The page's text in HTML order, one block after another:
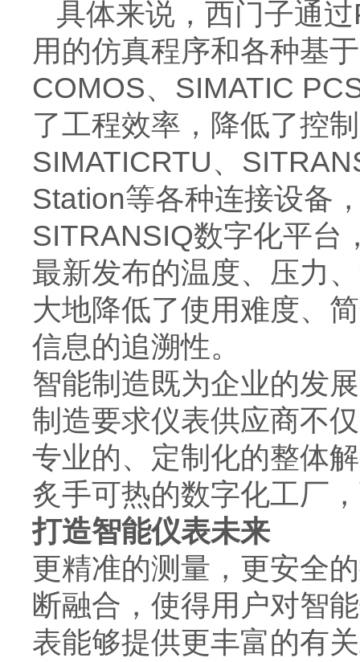
具体来说，西门子通
用的仿真程序和各种基
COMOS、SIMATIC
了工程效率，降低了控
SIMATICRTU、
Station等各种连接设备
SITRANSIQ数字化平台
最新发布的温度、压力
大地降低了使用难度、
信息的追溯性。
智能制造既为企业的发
制造要求仪表供应商不
专业的、定制化的整体
炙手可热的数字化工厂
打造智能仪表未来
更精准的测量，更安全
断融合，使得用户对智
表能够提供更丰富的有